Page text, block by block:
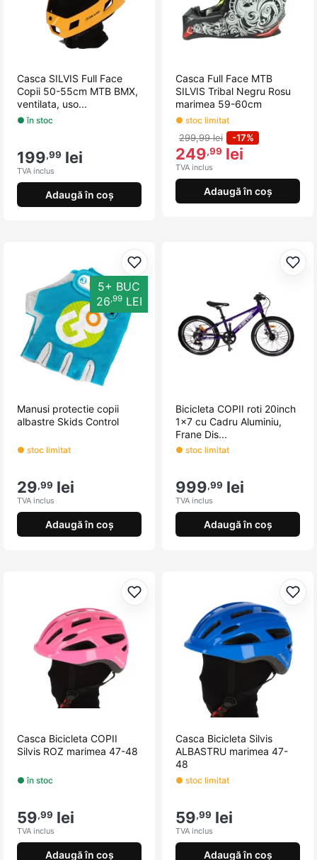
Casca SILVIS Full Face
Copii 50-55cm MTB BMX,
ventilata, uso...
● în stoc
199,99 lei
TVA inclus
Adaugă în coș
Casca Full Face MTB
SILVIS Tribal Negru Rosu
marimea 59-60cm
● stoc limitat
299,99 lei -17%
249,99 lei
TVA inclus
Adaugă în coș
Adaugă la favorite
5+ BUC
26,99LEI
Manusi protectie copii
albastre Skids Control
● stoc limitat
29,99 lei
TVA inclus
Adaugă în coș
Bicicleta COPII roti 20inch
1x7 cu Cadru Aluminiu,
Frane Dis...
● stoc limitat
999,99 lei
TVA inclus
Adaugă în coș
Adaugă la favorite
Casca Bicicleta COPII
Silvis ROZ marimea 47-48
● în stoc
59,99 lei
TVA inclus
Adaugă în coș
Casca Bicicleta Silvis
ALBASTRU marimea 47-
48
● stoc limitat
59,99 lei
TVA inclus
Adaugă în coș